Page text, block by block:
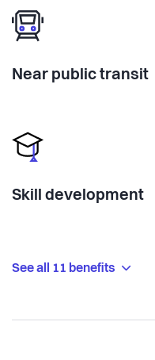
Near public transit
Skill development
See all 11 benefits